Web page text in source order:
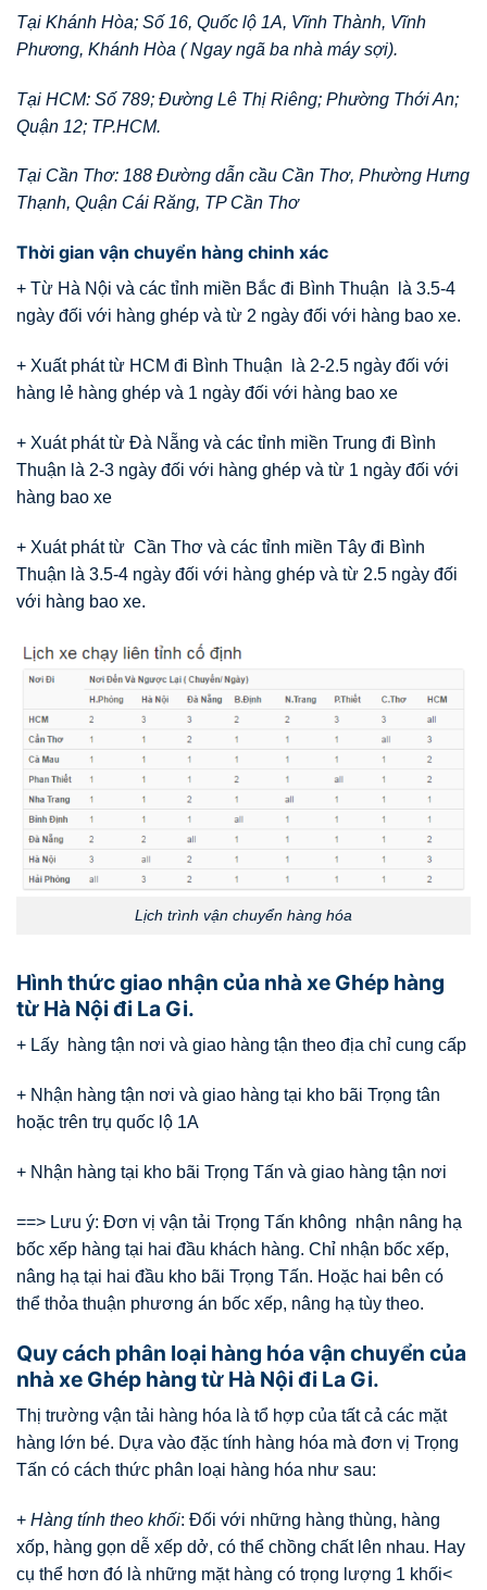
Tại Khánh Hòa; Số 16, Quốc lộ 1A, Vĩnh Thành, Vĩnh
Phương, Khánh Hòa ( Ngay ngã ba nhà máy sợi).
Tại HCM: Số 789; Đường Lê Thị Riêng; Phường Thới An;
Quận 12; TP.HCM.
Tại Cần Thơ: 188 Đường dẫn cầu Cần Thơ, Phường Hưng
Thạnh, Quận Cái Răng, TP Cần Thơ
Thời gian vận chuyển hàng chinh xác
+ Từ Hà Nội và các tỉnh miền Bắc đi Bình Thuận là 3.5-4
ngày đối với hàng ghép và từ 2 ngày đối với hàng bao xe.
+ Xuất phát từ HCM đi Bình Thuận là 2-2.5 ngày đối với
hàng lẻ hàng ghép và 1 ngày đối với hàng bao xe
+ Xuát phát từ Đà Nẵng và các tỉnh miền Trung đi Bình
Thuận là 2-3 ngày đối với hàng ghép và từ 1 ngày đối với
hàng bao xe
+ Xuát phát từ Cần Thơ và các tỉnh miền Tây đi Bình
Thuận là 3.5-4 ngày đối với hàng ghép và từ 2.5 ngày đối
với hàng bao xe.
Lịch trình vận chuyển hàng hóa
Hình thức giao nhận của nhà xe Ghép hàng
từ Hà Nội đi La Gi.
+ Lấy hàng tận nơi và giao hàng tận theo địa chỉ cung cấp
+ Nhận hàng tận nơi và giao hàng tại kho bãi Trọng tân
hoặc trên trụ quốc lộ 1A
+ Nhận hàng tại kho bãi Trọng Tấn và giao hàng tận nơi
==> Lưu ý: Đơn vị vận tải Trọng Tấn không nhận nâng hạ
bốc xếp hàng tại hai đầu khách hàng. Chỉ nhận bốc xếp,
nâng hạ tại hai đầu kho bãi Trọng Tấn. Hoặc hai bên có
thể thỏa thuận phương án bốc xếp, nâng hạ tùy theo.
Quy cách phân loại hàng hóa vận chuyển của
nhà xe Ghép hàng từ Hà Nội đi La Gi.
Thị trường vận tải hàng hóa là tổ hợp của tất cả các mặt
hàng lớn bé. Dựa vào đặc tính hàng hóa mà đơn vị Trọng
Tấn có cách thức phân loại hàng hóa như sau:
+ Hàng tính theo khối: Đối với những hàng thùng, hàng
xốp, hàng gọn dễ xếp dở, có thể chồng chất lên nhau. Hay
cụ thể hơn đó là những mặt hàng có trọng lượng 1 khối<